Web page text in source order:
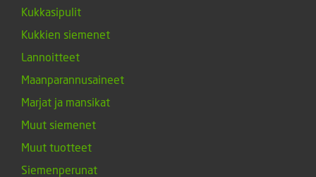
Kukkasipulit
Kukkien siemenet
Lannoitteet
Maanparannusaineet
Marjat ja mansikat
Muut siemenet
Muut tuotteet
Siemenperunat